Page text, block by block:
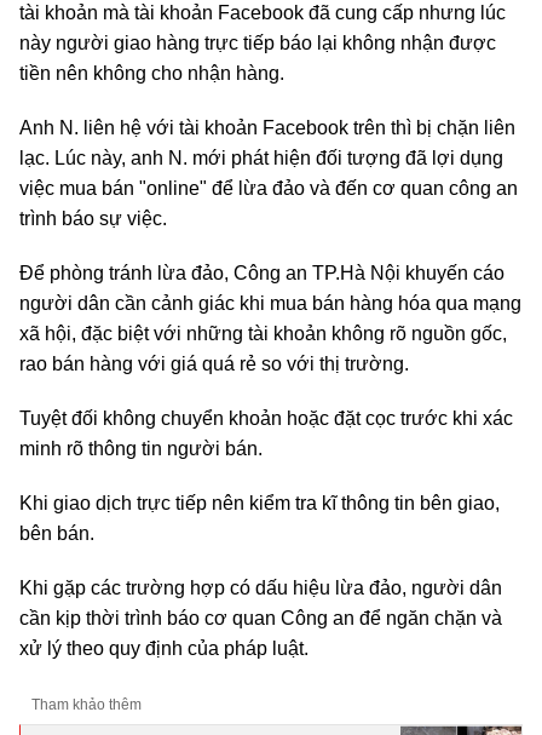
tài khoản mà tài khoản Facebook đã cung cấp nhưng lúc
này người giao hàng trực tiếp báo lại không nhận được
tiền nên không cho nhận hàng.
Anh N. liên hệ với tài khoản Facebook trên thì bị chặn liên
lạc. Lúc này, anh N. mới phát hiện đối tượng đã lợi dụng
việc mua bán "online" để lừa đảo và đến cơ quan công an
trình báo sự việc.
Để phòng tránh lừa đảo, Công an TP.Hà Nội khuyến cáo
người dân cần cảnh giác khi mua bán hàng hóa qua mạng
xã hội, đặc biệt với những tài khoản không rõ nguồn gốc,
rao bán hàng với giá quá rẻ so với thị trường.
Tuyệt đối không chuyển khoản hoặc đặt cọc trước khi xác
minh rõ thông tin người bán.
Khi giao dịch trực tiếp nên kiểm tra kĩ thông tin bên giao,
bên bán.
Khi gặp các trường hợp có dấu hiệu lừa đảo, người dân
cần kịp thời trình báo cơ quan Công an để ngăn chặn và
xử lý theo quy định của pháp luật.
Tham khảo thêm